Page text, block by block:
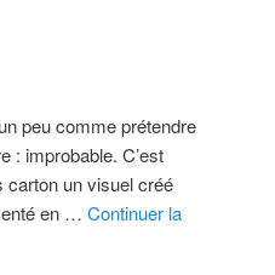
peu comme prétendre
: improbable. C’est
un visuel créé
en …Continuer la